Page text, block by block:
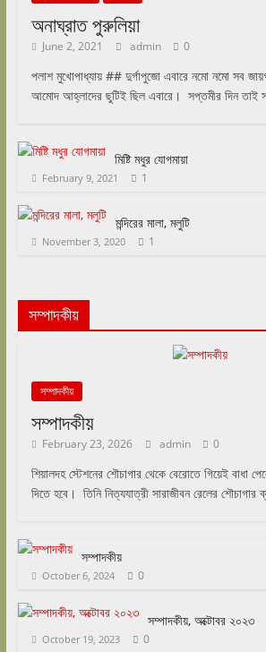
অনাঘ্রাত পুরুলিয়া
June 2, 2021 admin 0
পলাশ মুখোপাধ্যায় ## দুর্গাপুজো এবারে নমো নমো সব
আমোদ আহ্লাদের ছুটিই ছিল এবারে। সপ্তমীর দিন তাই
মিষ্টি মধুর যোগমায়া
February 9, 2021 1
মন্দিরের মালা, মলুটি
November 3, 2020 1
সম্পাদকীয়
সম্পাদকীয়
সম্পাদকীয়
February 23, 2026 admin 0
শিয়ালদহ স্টেশনের শৌচাগার থেকে বেরোতে গিয়েই বাধা
দিতে হবে। তিনি নিত্যযাত্রী সারাজীবন রেলের শৌচাগার
সম্পাদকীয়
October 6, 2024 0
সম্পাদকীয়, অক্টোবর ২০২৩
October 19, 2023 0